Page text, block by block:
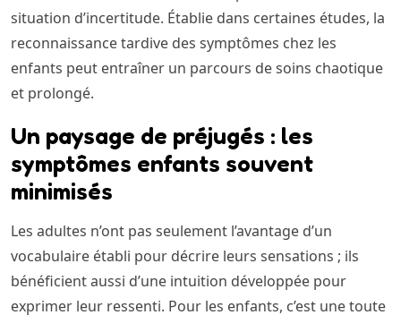
situation d’incertitude. Établie dans certaines études, la
reconnaissance tardive des symptômes chez les
enfants peut entraîner un parcours de soins chaotique
et prolongé.
Un paysage de préjugés : les
symptômes enfants souvent
minimisés
Les adultes n’ont pas seulement l’avantage d’un
vocabulaire établi pour décrire leurs sensations ; ils
bénéficient aussi d’une intuition développée pour
exprimer leur ressenti. Pour les enfants, c’est une toute